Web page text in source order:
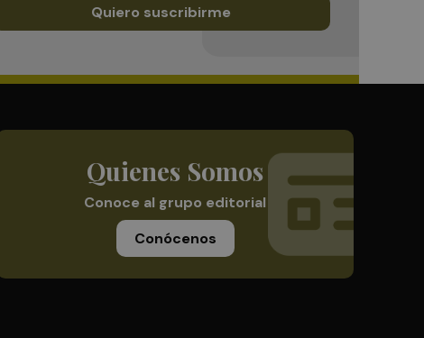
Quiero suscribirme
Quienes Somos
Conoce al grupo editorial
Conócenos